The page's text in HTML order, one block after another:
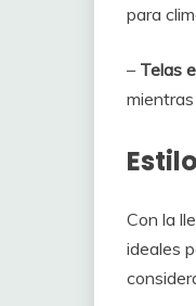
para
– Telas
Con la
ideales